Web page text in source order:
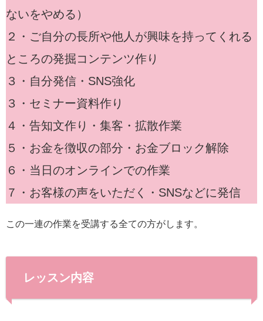
ないをやめる）
２・ご自分の長所や他人が興味を持ってくれる
ところの発掘コンテンツ作り
３・自分発信・SNS強化
３・セミナー資料作り
４・告知文作り・集客・拡散作業
５・お金を徴収の部分・お金ブロック解除
６・当日のオンラインでの作業
７・お客様の声をいただく・SNSなどに発信
この一連の作業を受講する全ての方がします。
レッスン内容